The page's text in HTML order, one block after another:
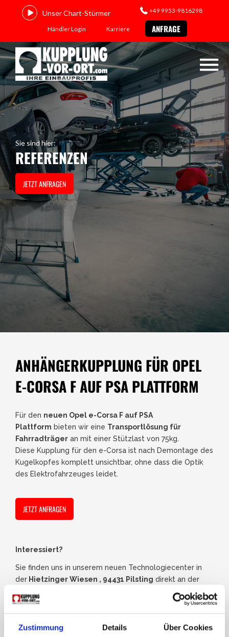
Zustimmung Details Über Cookies
Unser Chart-Stürmer +49 9953-9816298
Händler Login Karriere ANFRAGE
Sie sind hier:
REFERENZEN
JETZT ANFRAGEN
ANHÄNGERKUPPLUNG FÜR OPEL
E-CORSA F AUF PSA PLATTFORM
Für den neuen Opel e-Corsa F auf PSA
Plattform bieten wir eine Transportlösung für
Fahrradträger an mit einer Stützlast von 75kg.
Diese Kupplung für den e-Corsa ist nach Demontage des
Kugelkopfes komplett unsichtbar, ohne dass die Optik
des Elektrofahrzeuges leidet.
JETZT ANFRAGEN
Interessiert?
Sie finden uns in unserem neuen Technologiecenter in
der Hietzinger Wiesen , 94431 Pilsting direkt an der
Lange Anreise?